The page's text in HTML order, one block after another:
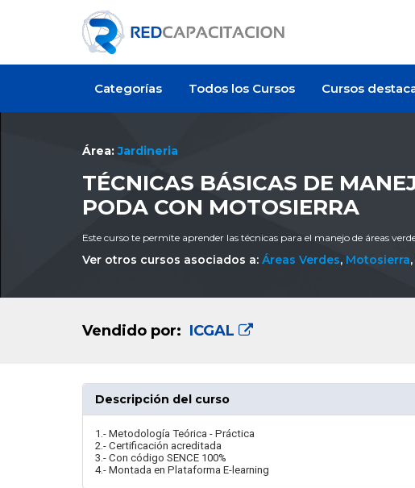
Categorías Todos los Cursos Cursos
Área:Jardineria
TÉCNICAS BÁSICAS DE
PODA CON MOTOSIERRA
Este curso te permite aprender las técnicas para el manejo de áreas
Ver otros cursos asociados a: Áreas Verdes, Motosierra,
Vendido por: ICGAL
Descripción del curso
1.- Metodología Teórica - Práctica
2.- Certificación acreditada
3.- Con código SENCE 100%
4.- Montada en Plataforma E-learning